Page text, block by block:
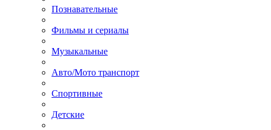
Познавательные
Фильмы и сериалы
Музыкальные
Авто/Мото транспорт
Спортивные
Детские